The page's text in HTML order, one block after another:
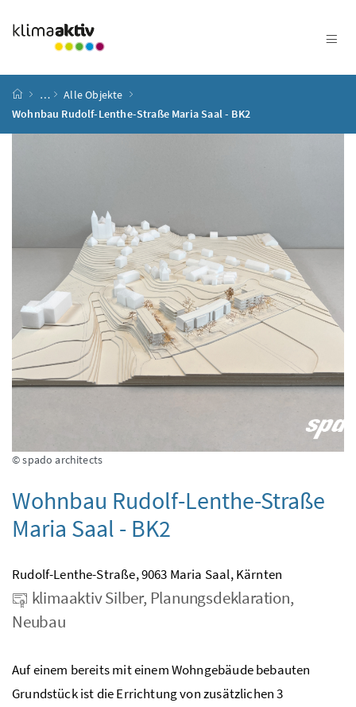
Startseite
…
Alle Objekte
Wohnbau Rudolf-Lenthe-Straße Maria Saal - BK2
© spado architects
Wohnbau Rudolf-Lenthe-Straße
Maria Saal - BK2
Rudolf-Lenthe-Straße, 9063 Maria Saal, Kärnten
klimaaktiv Silber, Planungsdeklaration,
Neubau
Auf einem bereits mit einem Wohngebäude bebauten
Grundstück ist die Errichtung von zusätzlichen 3